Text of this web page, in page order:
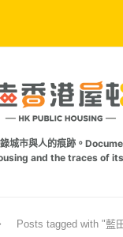
城市與人的痕跡。
and the traces of
Posts tagged with "藍